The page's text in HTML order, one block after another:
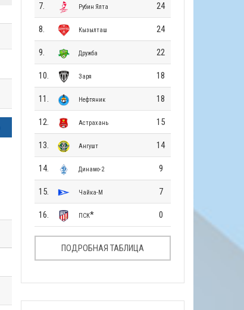
7. Рубин Ялта 24
8. Кызылташ 24
9. Дружба 22
10. Заря 18
11. Нефтяник 18
12. Астрахань 15
13. Ангушт 14
14. Динамо-2 9
15. Чайка-М 7
16. ПСК* 0
ПОДРОБНАЯ ТАБЛИЦА